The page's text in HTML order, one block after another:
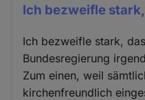
Ich bezweifle
Ich bezweifle stark,
Bundesregierung
Zum einen, weil
kirchenfreundlich